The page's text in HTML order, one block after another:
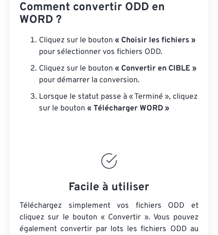
Comment convertir ODD en
WORD ?
Cliquez sur le bouton « Choisir les fichiers »
pour sélectionner vos fichiers ODD.
Cliquez sur le bouton « Convertir en CIBLE »
pour démarrer la conversion.
Lorsque le statut passe à « Terminé », cliquez
sur le bouton « Télécharger WORD »
Facile à utiliser
Téléchargez simplement vos fichiers ODD et
cliquez sur le bouton « Convertir ». Vous pouvez
également convertir par lots les fichiers ODD au